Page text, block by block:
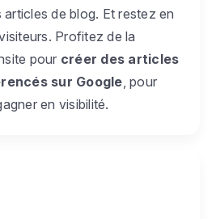
articles de blog. Et restez en
Profitez de la
pour créer des articles
sur Google , pour
en visibilité.